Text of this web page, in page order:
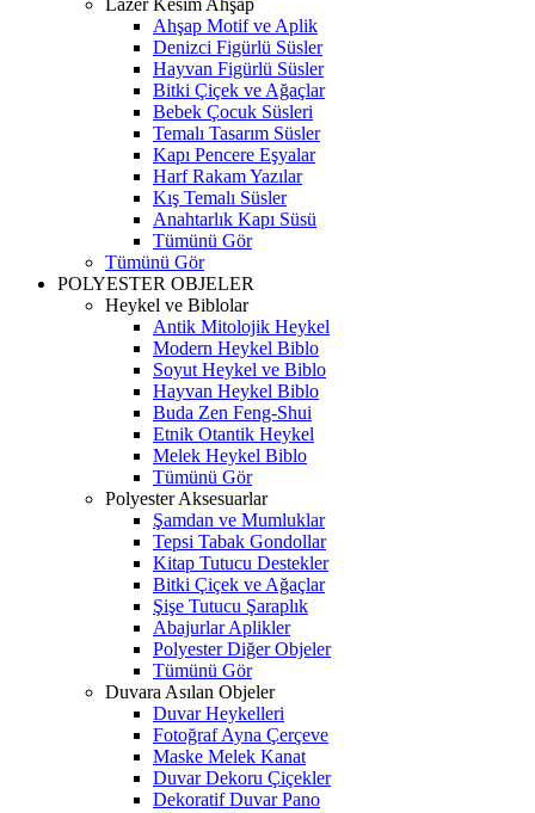
Lazer Kesim Ahşap
Ahşap Motif ve Aplik
Denizci Figürlü Süsler
Hayvan Figürlü Süsler
Bitki Çiçek ve Ağaçlar
Bebek Çocuk Süsleri
Temalı Tasarım Süsler
Kapı Pencere Eşyalar
Harf Rakam Yazılar
Kış Temalı Süsler
Anahtarlık Kapı Süsü
Tümünü Gör
Tümünü Gör
POLYESTER OBJELER
Heykel ve Biblolar
Antik Mitolojik Heykel
Modern Heykel Biblo
Soyut Heykel ve Biblo
Hayvan Heykel Biblo
Buda Zen Feng-Shui
Etnik Otantik Heykel
Melek Heykel Biblo
Tümünü Gör
Polyester Aksesuarlar
Şamdan ve Mumluklar
Tepsi Tabak Gondollar
Kitap Tutucu Destekler
Bitki Çiçek ve Ağaçlar
Şişe Tutucu Şaraplık
Abajurlar Aplikler
Polyester Diğer Objeler
Tümünü Gör
Duvara Asılan Objeler
Duvar Heykelleri
Fotoğraf Ayna Çerçeve
Maske Melek Kanat
Duvar Dekoru Çiçekler
Dekoratif Duvar Pano